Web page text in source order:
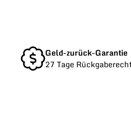
Geld-zurück-Garantie
27 Tage